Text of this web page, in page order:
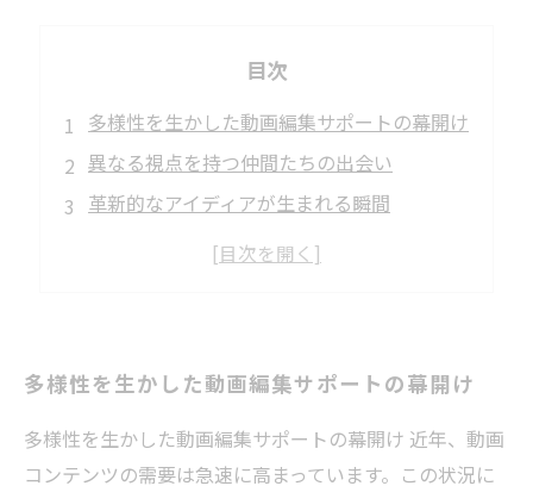
目次
多様性を生かした動画編集サポートの幕開け
異なる視点を持つ仲間たちの出会い
革新的なアイディアが生まれる瞬間
多様なスキルが融合するプロセス
多様性を生かした動画編集サポートの幕開け
多様性を生かした動画編集サポートの幕開け 近年、動画
コンテンツの需要は急速に高まっています。この状況に